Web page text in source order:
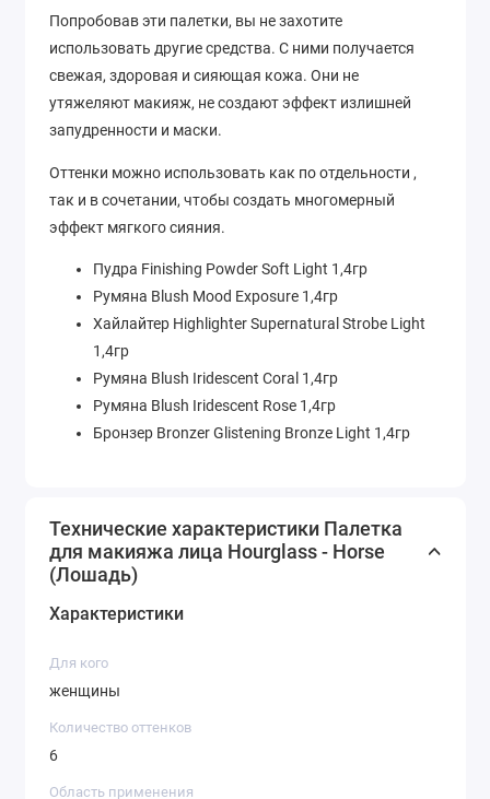
Попробовав эти палетки, вы не захотите
использовать другие средства. С ними получается
свежая, здоровая и сияющая кожа. Они не
утяжеляют макияж, не создают эффект излишней
запудренности и маски.
Оттенки можно использовать как по отдельности ,
так и в сочетании, чтобы создать многомерный
эффект мягкого сияния.
Пудра Finishing Powder Soft Light 1,4гр
Румяна Blush Mood Exposure 1,4гр
Хайлайтер Highlighter Supernatural Strobe Light
1,4гр
Румяна Blush Iridescent Coral 1,4гр
Румяна Blush Iridescent Rose 1,4гр
Бронзер Bronzer Glistening Bronze Light 1,4гр
Технические характеристики Палетка
для макияжа лица Hourglass - Horse
(Лошадь)
Характеристики
Для кого
женщины
Количество оттенков
6
Область применения